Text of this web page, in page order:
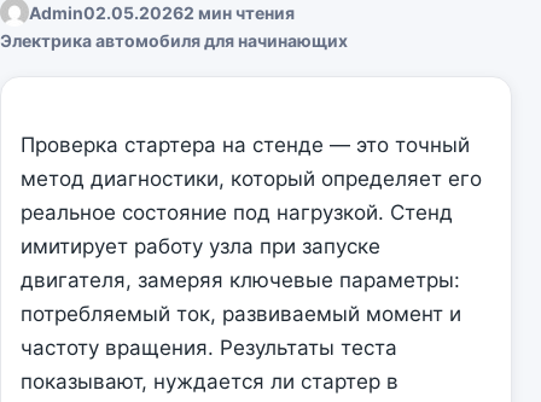
Admin02.05.20262 мин чтения
Электрика автомобиля для начинающих
Проверка стартера на стенде — это точный
метод диагностики, который определяет его
реальное состояние под нагрузкой. Стенд
имитирует работу узла при запуске
двигателя, замеряя ключевые параметры:
потребляемый ток, развиваемый момент и
частоту вращения. Результаты теста
показывают, нуждается ли стартер в